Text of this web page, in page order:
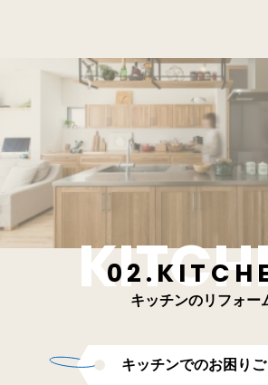
キッチンのリフォー
キッチンでのお困り